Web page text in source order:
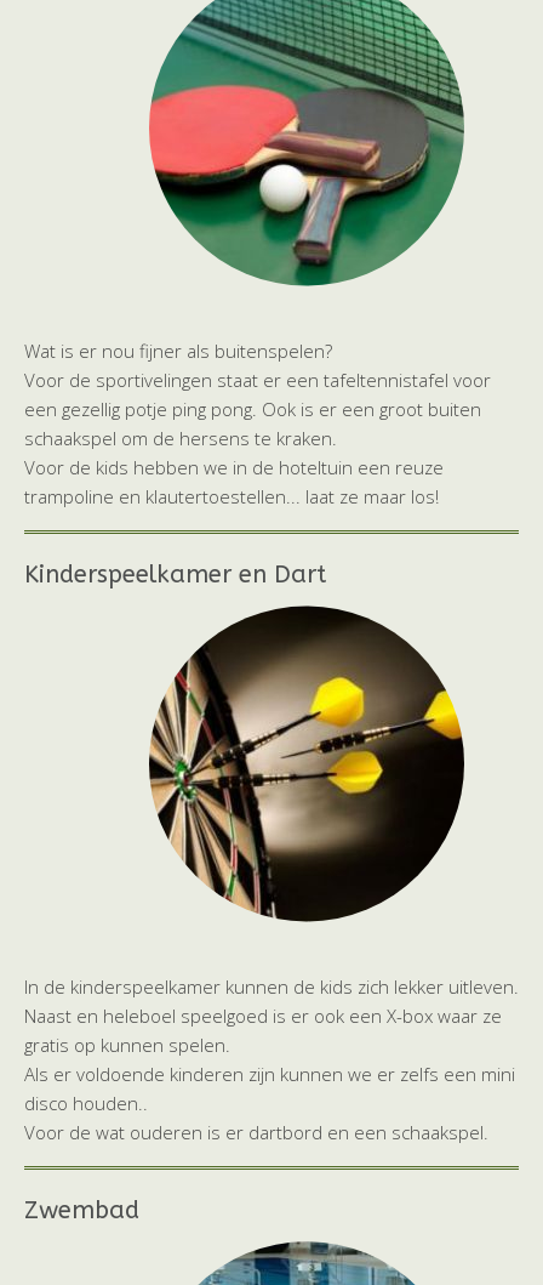
Wat is er nou fijner als buitenspelen?
Voor de sportivelingen staat er een tafeltennistafel voor
een gezellig potje ping pong. Ook is er een groot buiten
schaakspel om de hersens te kraken.
Voor de kids hebben we in de hoteltuin een reuze
trampoline en klautertoestellen... laat ze maar los!
Kinderspeelkamer en Dart
In de kinderspeelkamer kunnen de kids zich lekker uitleven.
Naast en heleboel speelgoed is er ook een X-box waar ze
gratis op kunnen spelen.
Als er voldoende kinderen zijn kunnen we er zelfs een mini
disco houden..
Voor de wat ouderen is er dartbord en een schaakspel.
Zwembad